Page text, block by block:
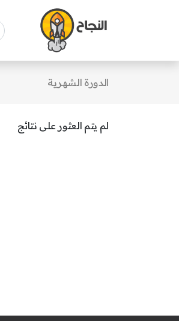
الدورة الشهرية
لم يتم العثور على نتائج